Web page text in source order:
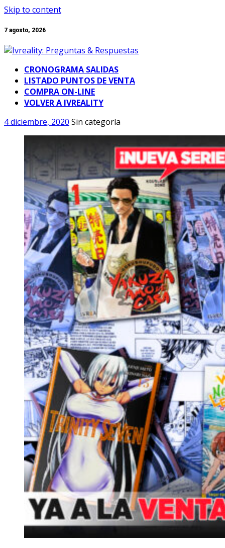
Skip to content
7 agosto, 2026
CRONOGRAMA SALIDAS
LISTADO PUNTOS DE VENTA
COMPRA ON-LINE
VOLVER A IVREALITY
4 diciembre, 2020 Sin categoría